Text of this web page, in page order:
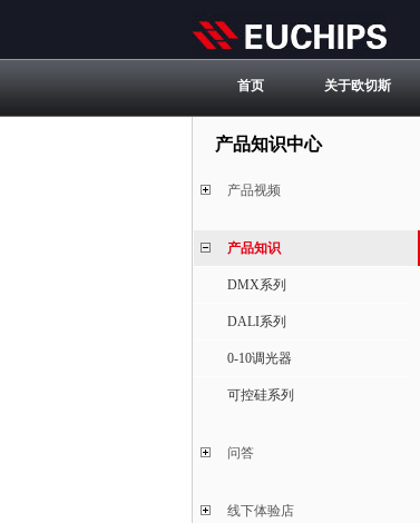
首页 关于欧切斯
产品知识中心
产品视频
产品知识
DMX系列
DALI系列
0-10调光器
可控硅系列
问答
线下体验店